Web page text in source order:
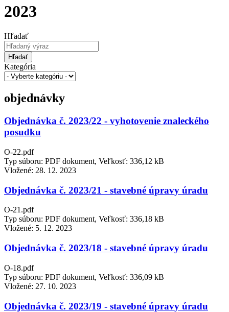
2023
Hľadať
Hľadať
Kategória
objednávky
Objednávka č. 2023/22 - vyhotovenie znaleckého
posudku
O-22.pdf
Typ súboru: PDF dokument, Veľkosť: 336,12 kB
Vložené: 28. 12. 2023
Objednávka č. 2023/21 - stavebné úpravy úradu
O-21.pdf
Typ súboru: PDF dokument, Veľkosť: 336,18 kB
Vložené: 5. 12. 2023
Objednávka č. 2023/18 - stavebné úpravy úradu
O-18.pdf
Typ súboru: PDF dokument, Veľkosť: 336,09 kB
Vložené: 27. 10. 2023
Objednávka č. 2023/19 - stavebné úpravy úradu